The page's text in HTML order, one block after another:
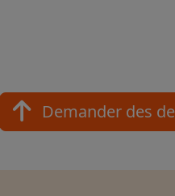
Demander des